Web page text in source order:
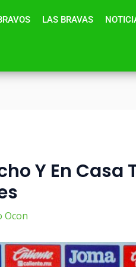
LAS BRAVAS
Y En Casa
Ocon